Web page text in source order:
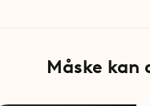
Måske kan